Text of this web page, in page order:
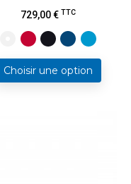
Prix
729,00 € TTC
Choisir une option